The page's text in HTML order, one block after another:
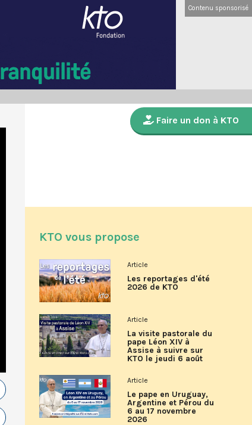
Contenu sponsorisé
Faire un don à KTO
KTO vous propose
Article
Les reportages d'été
2026 de KTO
Article
La visite pastorale du
pape Léon XIV à
Assise à suivre sur
KTO le jeudi 6 août
Article
Le pape en Uruguay,
Argentine et Pérou du
6 au 17 novembre
2026